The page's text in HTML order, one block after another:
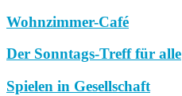
Wohnzimmer-Café
Der Sonntags-Treff für alle
Spielen in Gesellschaft